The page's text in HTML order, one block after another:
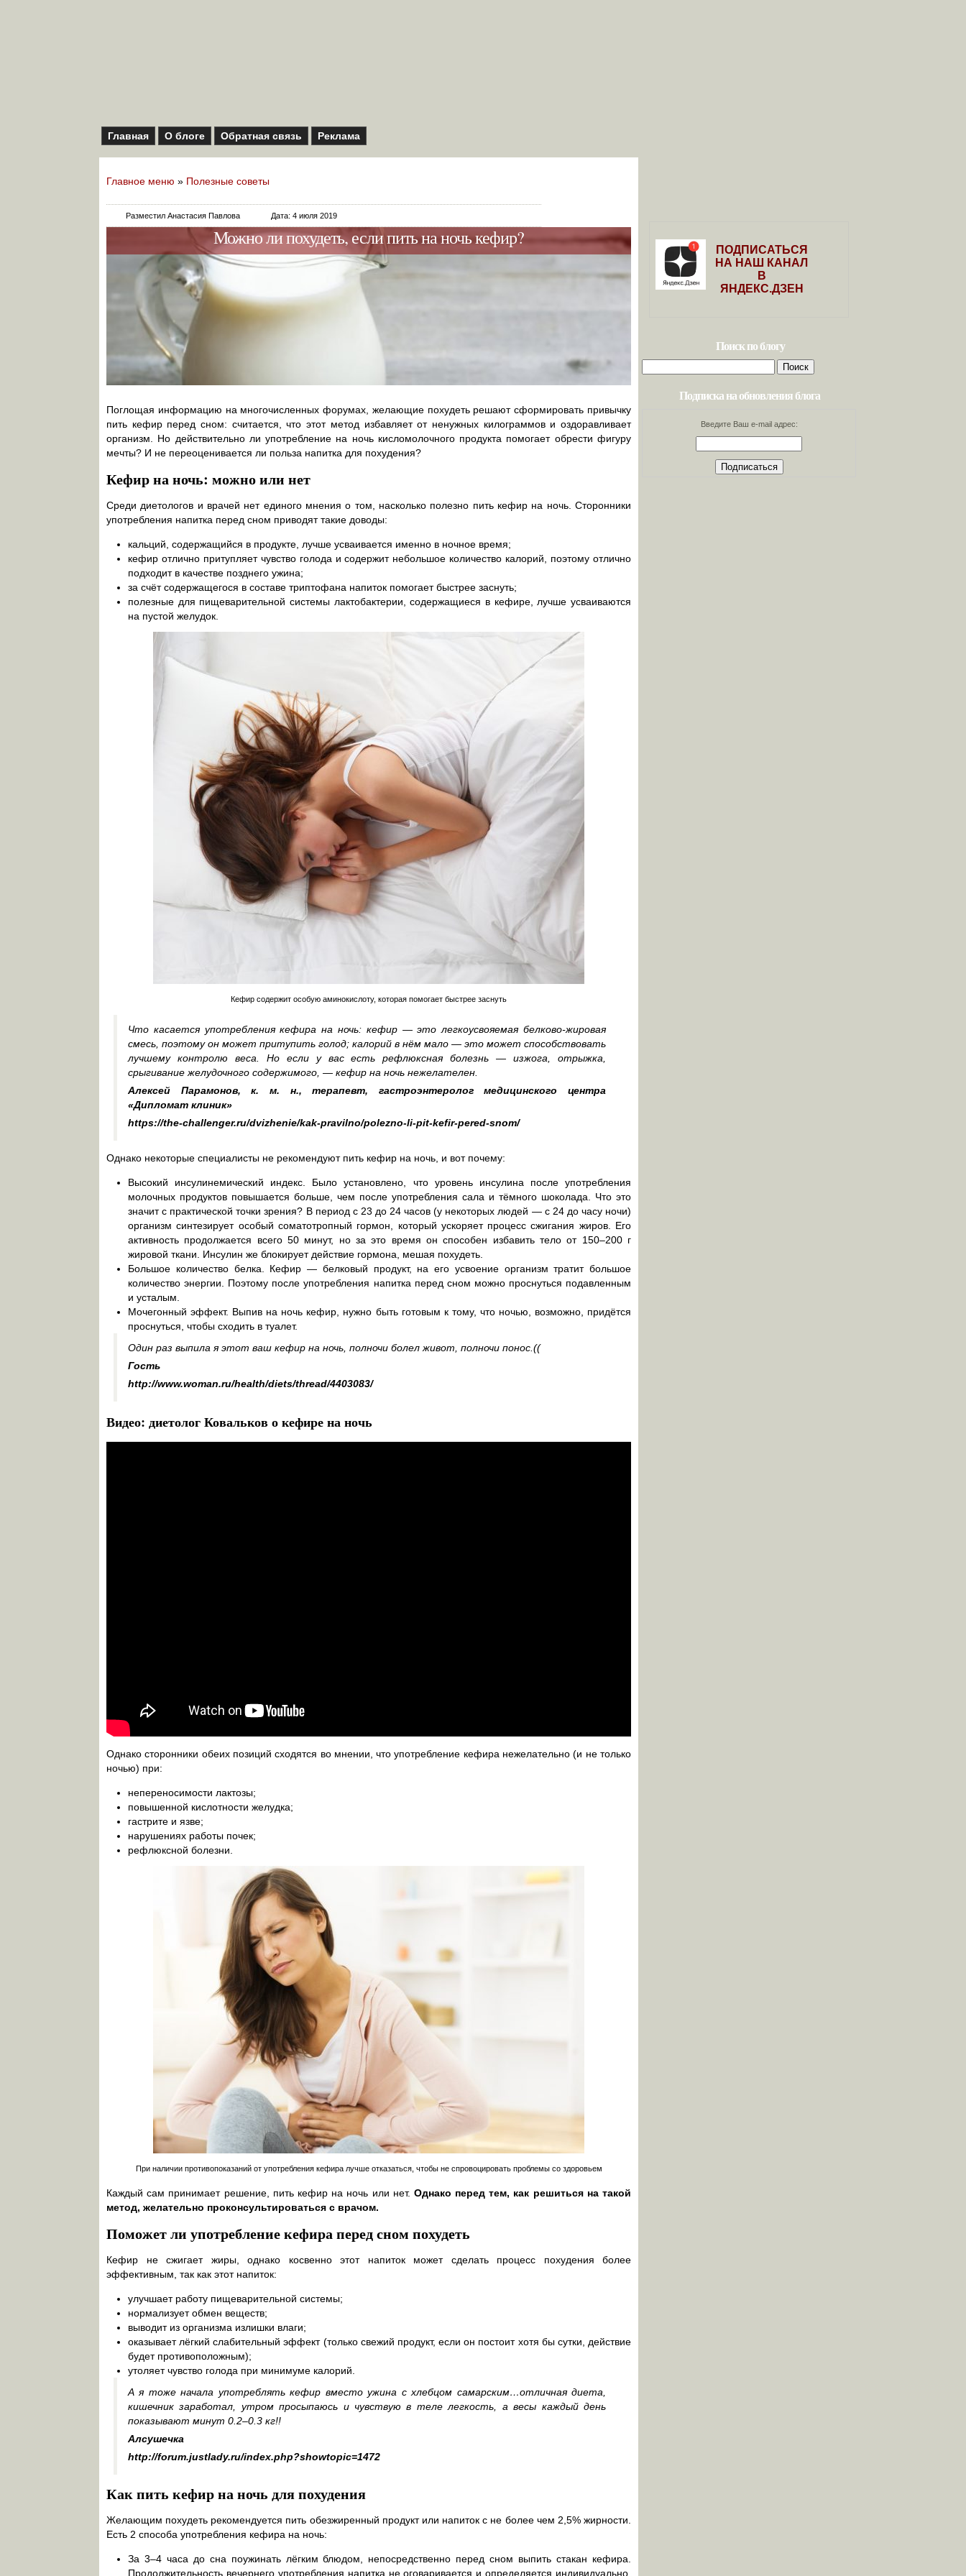
Главная О блоге Обратная связь Реклама
Главное меню » Полезные советы
Разместил Анастасия Павлова Дата: 4 июля 2019
Можно ли похудеть, если пить на ночь кефир?
Поглощая информацию на многочисленных форумах, желающие похудеть решают сформировать привычку
пить кефир перед сном: считается, что этот метод избавляет от ненужных килограммов и оздоравливает
организм. Но действительно ли употребление на ночь кисломолочного продукта помогает обрести фигуру
мечты? И не переоценивается ли польза напитка для похудения?
Кефир на ночь: можно или нет
Среди диетологов и врачей нет единого мнения о том, насколько полезно пить кефир на ночь. Сторонники
употребления напитка перед сном приводят такие доводы:
кальций, содержащийся в продукте, лучше усваивается именно в ночное время;
кефир отлично притупляет чувство голода и содержит небольшое количество калорий, поэтому отлично
подходит в качестве позднего ужина;
за счёт содержащегося в составе триптофана напиток помогает быстрее заснуть;
полезные для пищеварительной системы лактобактерии, содержащиеся в кефире, лучше усваиваются
на пустой желудок.
Кефир содержит особую аминокислоту, которая помогает быстрее заснуть
Что касается употребления кефира на ночь: кефир — это легкоусвояемая белково-жировая
смесь, поэтому он может притупить голод; калорий в нём мало — это может способствовать
лучшему контролю веса. Но если у вас есть рефлюксная болезнь — изжога, отрыжка,
срыгивание желудочного содержимого, — кефир на ночь нежелателен.
Алексей Парамонов, к. м. н., терапевт, гастроэнтеролог медицинского центра
«Дипломат клиник»
https://the-challenger.ru/dvizhenie/kak-pravilno/polezno-li-pit-kefir-pered-snom/
Однако некоторые специалисты не рекомендуют пить кефир на ночь, и вот почему:
Высокий инсулинемический индекс. Было установлено, что уровень инсулина после употребления
молочных продуктов повышается больше, чем после употребления сала и тёмного шоколада. Что это
значит с практической точки зрения? В период с 23 до 24 часов (у некоторых людей — с 24 до часу ночи)
организм синтезирует особый соматотропный гормон, который ускоряет процесс сжигания жиров. Его
активность продолжается всего 50 минут, но за это время он способен избавить тело от 150–200 г
жировой ткани. Инсулин же блокирует действие гормона, мешая похудеть.
Большое количество белка. Кефир — белковый продукт, на его усвоение организм тратит большое
количество энергии. Поэтому после употребления напитка перед сном можно проснуться подавленным
и усталым.
Мочегонный эффект. Выпив на ночь кефир, нужно быть готовым к тому, что ночью, возможно, придётся
проснуться, чтобы сходить в туалет.
Один раз выпила я этот ваш кефир на ночь, полночи болел живот, полночи понос.((
Гость
http://www.woman.ru/health/diets/thread/4403083/
Видео: диетолог Ковальков о кефире на ночь
Однако сторонники обеих позиций сходятся во мнении, что употребление кефира нежелательно (и не только
ночью) при:
непереносимости лактозы;
повышенной кислотности желудка;
гастрите и язве;
нарушениях работы почек;
рефлюксной болезни.
При наличии противопоказаний от употребления кефира лучше отказаться, чтобы не спровоцировать проблемы со здоровьем
Каждый сам принимает решение, пить кефир на ночь или нет. Однако перед тем, как решиться на такой
метод, желательно проконсультироваться с врачом.
Поможет ли употребление кефира перед сном похудеть
Кефир не сжигает жиры, однако косвенно этот напиток может сделать процесс похудения более
эффективным, так как этот напиток:
улучшает работу пищеварительной системы;
нормализует обмен веществ;
выводит из организма излишки влаги;
оказывает лёгкий слабительный эффект (только свежий продукт, если он постоит хотя бы сутки, действие
будет противоположным);
утоляет чувство голода при минимуме калорий.
А я тоже начала употреблять кефир вместо ужина с хлебцом самарским…отличная диета,
кишечник заработал, утром просыпаюсь и чувствую в теле легкость, а весы каждый день
показывают минут 0.2–0.3 кг!!
Алсушечка
http://forum.justlady.ru/index.php?showtopic=1472
Как пить кефир на ночь для похудения
Желающим похудеть рекомендуется пить обезжиренный продукт или напиток с не более чем 2,5% жирности.
Есть 2 способа употребления кефира на ночь:
За 3–4 часа до сна поужинать лёгким блюдом, непосредственно перед сном выпить стакан кефира.
Продолжительность вечернего употребления напитка не оговаривается и определяется индивидуально,
ПОДПИСАТЬСЯ
НА НАШ КАНАЛ
В
ЯНДЕКС.ДЗЕН
Поиск по блогу
Найти:
Подписка на обновления блога
Введите Ваш e-mail адрес: